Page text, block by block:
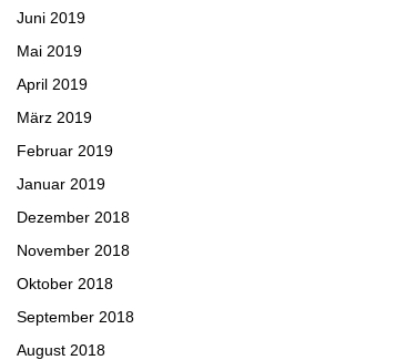
Juni 2019
Mai 2019
April 2019
März 2019
Februar 2019
Januar 2019
Dezember 2018
November 2018
Oktober 2018
September 2018
August 2018